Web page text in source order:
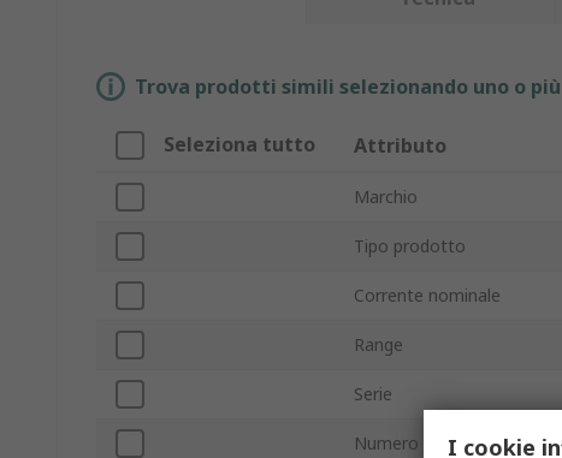
Trova prodotti simili selezionando uno o
Seleziona tutto Attributo
Marchio
Tipo prodotto
Corrente nominale
Range
Serie
Numero di poliI cookie